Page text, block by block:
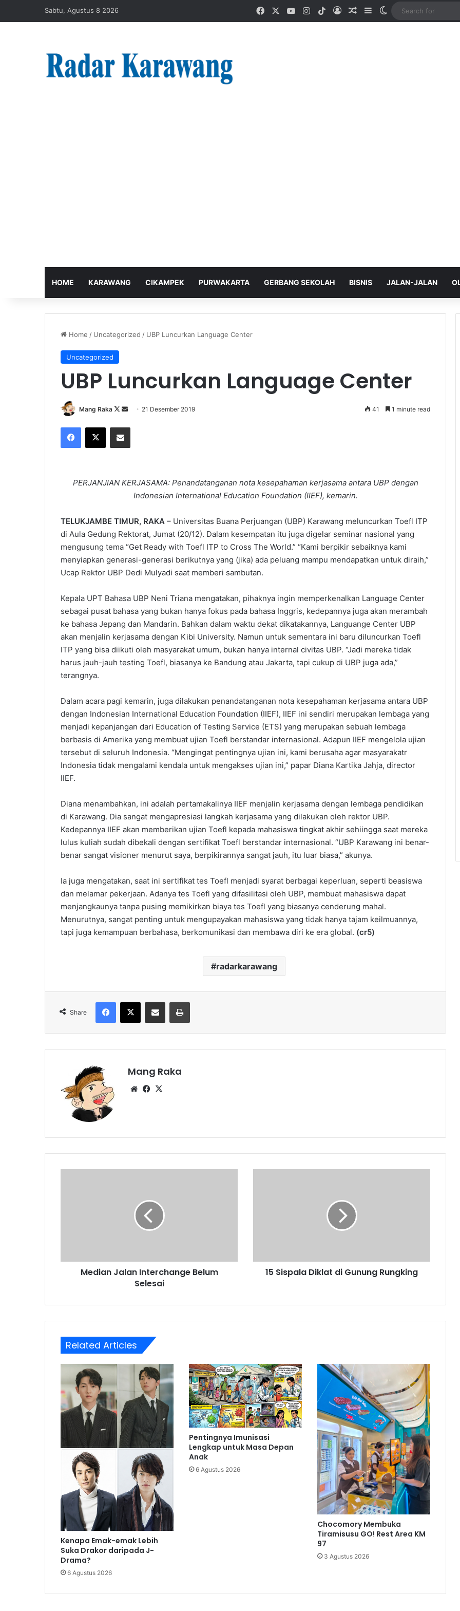
Sabtu, Agustus 8 2026 FacebookYouTubeInstagram
TikTokLog InRandom Article
SidebarSwitch skin
HOME KARAWANG CIKAMPEK PURWAKARTA GERBANG SEKOLAH BISNIS JALAN-JALAN
Home / Uncategorized / UBP Luncurkan Language Center
Uncategorized
UBP Luncurkan Language Center
Mang Raka
Follow
X
Send 21 Desember 2019 41 1 minute read
Facebook
X Share via Email
PERJANJIAN KERJASAMA: Penandatanganan nota kesepahaman kerjasama antara UBP dengan
Indonesian International Education Foundation (IIEF), kemarin.
TELUKJAMBE TIMUR, RAKA – Universitas Buana Perjuangan (UBP) Karawang meluncurkan Toefl ITP
di Aula Gedung Rektorat, Jumat (20/12). Dalam kesempatan itu juga digelar seminar nasional yang
mengusung tema “Get Ready with Toefl ITP to Cross The World.” “Kami berpikir sebaiknya kami
menyiapkan generasi-generasi berikutnya yang (jika) ada peluang mampu mendapatkan untuk diraih,”
Ucap Rektor UBP Dedi Mulyadi saat memberi sambutan.
Kepala UPT Bahasa UBP Neni Triana mengatakan, pihaknya ingin memperkenalkan Language Center
sebagai pusat bahasa yang bukan hanya fokus pada bahasa Inggris, kedepannya juga akan merambah
ke bahasa Jepang dan Mandarin. Bahkan dalam waktu dekat dikatakannya, Languange Center UBP
akan menjalin kerjasama dengan Kibi University. Namun untuk sementara ini baru diluncurkan Toefl
ITP yang bisa diikuti oleh masyarakat umum, bukan hanya internal civitas UBP. “Jadi mereka tidak
harus jauh-jauh testing Toefl, biasanya ke Bandung atau Jakarta, tapi cukup di UBP juga ada,”
terangnya.
Dalam acara pagi kemarin, juga dilakukan penandatanganan nota kesepahaman kerjasama antara UBP
dengan Indonesian International Education Foundation (IIEF), IIEF ini sendiri merupakan lembaga yang
menjadi kepanjangan dari Education of Testing Service (ETS) yang merupakan sebuah lembaga
berbasis di Amerika yang membuat ujian Toefl berstandar internasional. Adapun IIEF mengelola ujian
tersebut di seluruh Indonesia. “Mengingat pentingnya ujian ini, kami berusaha agar masyarakatr
Indonesia tidak mengalami kendala untuk mengakses ujian ini,” papar Diana Kartika Jahja, director
IIEF.
Diana menambahkan, ini adalah pertamakalinya IIEF menjalin kerjasama dengan lembaga pendidikan
di Karawang. Dia sangat mengapresiasi langkah kerjasama yang dilakukan oleh rektor UBP.
Kedepannya IIEF akan memberikan ujian Toefl kepada mahasiswa tingkat akhir sehiingga saat mereka
lulus kuliah sudah dibekali dengan sertifikat Toefl berstandar internasional. “UBP Karawang ini benar-
benar sangat visioner menurut saya, berpikirannya sangat jauh, itu luar biasa,” akunya.
Ia juga mengatakan, saat ini sertifikat tes Toefl menjadi syarat berbagai keperluan, seperti beasiswa
dan melamar pekerjaan. Adanya tes Toefl yang difasilitasi oleh UBP, membuat mahasiswa dapat
menjangkaunya tanpa pusing memikirkan biaya tes Toefl yang biasanya cenderung mahal.
Menurutnya, sangat penting untuk mengupayakan mahasiswa yang tidak hanya tajam keilmuannya,
tapi juga kemampuan berbahasa, berkomunikasi dan membawa diri ke era global. (cr5)
radarkarawang
Share
Facebook
X Share via Email Print
Mang Raka
WebsiteFacebook
Median Jalan Interchange Belum
Selesai
15 Sispala Diklat di Gunung Rungking
Related Articles
Kenapa Emak-emak Lebih
Suka Drakor daripada J-
Drama?
6 Agustus 2026
Pentingnya Imunisasi
Lengkap untuk Masa Depan
Anak
6 Agustus 2026
Chocomory Membuka
Tiramisusu GO! Rest Area KM
97
3 Agustus 2026